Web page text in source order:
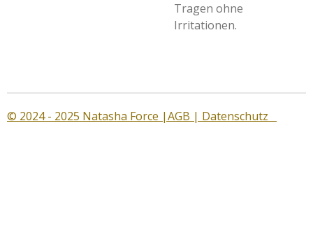
Tragen ohne
Irritationen.
© 2024 - 2025 Natasha Force |AGB | Datenschutz